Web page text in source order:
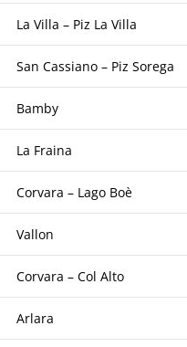
La Villa – Piz La Villa
San Cassiano – Piz Sorega
Bamby
La Fraina
Corvara – Lago Boè
Vallon
Corvara – Col Alto
Arlara